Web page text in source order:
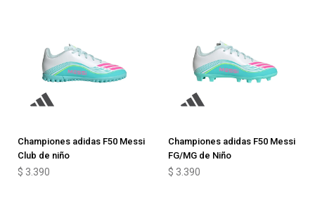
Championes adidas F50 Messi
Club de niño
$ 3.390
Championes adidas F50 Messi
FG/MG de Niño
$ 3.390